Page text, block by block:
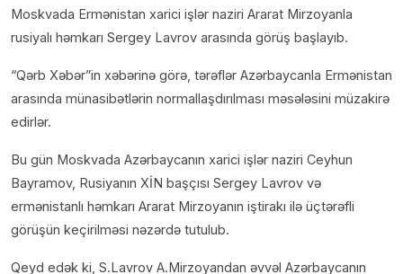
Moskvada Ermənistan xarici işlər naziri Ararat Mirzoyanla
rusiyalı həmkarı Sergey Lavrov arasında görüş başlayıb.
“Qərb Xəbər”in xəbərinə görə, tərəflər Azərbaycanla Ermənistan
arasında münasibətlərin normallaşdırılması məsələsini müzakirə
edirlər.
Bu gün Moskvada Azərbaycanın xarici işlər naziri Ceyhun
Bayramov, Rusiyanın XİN başçısı Sergey Lavrov və
ermənistanlı həmkarı Ararat Mirzoyanın iştirakı ilə üçtərəfli
görüşün keçirilməsi nəzərdə tutulub.
Qeyd edək ki, S.Lavrov A.Mirzoyandan əvvəl Azərbaycanın